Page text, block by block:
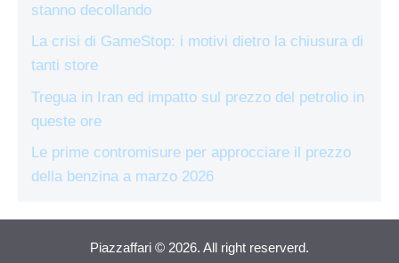
stanno decollando
La crisi di GameStop: i motivi dietro la chiusura di
tanti store
Tregua in Iran ed impatto sul prezzo del petrolio in
queste ore
Le prime contromisure per approcciare il prezzo
della benzina a marzo 2026
Piazzaffari © 2026. All right reserverd.